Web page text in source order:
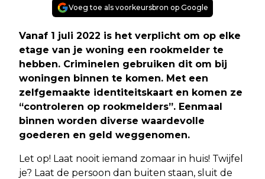
Voeg toe als voorkeursbron op Google
Vanaf 1 juli 2022 is het verplicht om op elke
etage van je woning een rookmelder te
hebben. Criminelen gebruiken dit om bij
woningen binnen te komen. Met een
zelfgemaakte identiteitskaart en komen ze
“controleren op rookmelders”. Eenmaal
binnen worden diverse waardevolle
goederen en geld weggenomen.
Let op! Laat nooit iemand zomaar in huis! Twijfel
je? Laat de persoon dan buiten staan, sluit de